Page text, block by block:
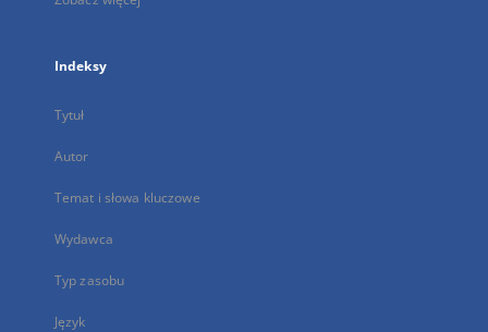
Indeksy
Tytuł
Autor
Temat i słowa kluczowe
Wydawca
Typ zasobu
Język